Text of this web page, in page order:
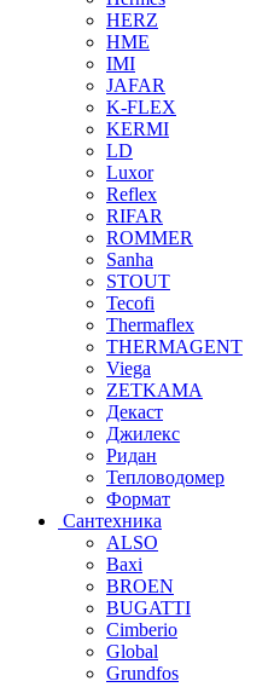
HERZ
HME
IMI
JAFAR
K-FLEX
KERMI
LD
Luxor
Reflex
RIFAR
ROMMER
Sanha
STOUT
Tecofi
Thermaflex
THERMAGENT
Viega
ZETKAMA
Декаст
Джилекс
Ридан
Тепловодомер
Формат
Сантехника
ALSO
Baxi
BROEN
BUGATTI
Cimberio
Global
Grundfos